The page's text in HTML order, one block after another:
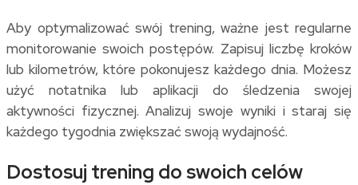
Aby optymalizować swój trening, ważne jest regularne
monitorowanie swoich postępów. Zapisuj liczbę kroków
lub kilometrów, które pokonujesz każdego dnia. Możesz
użyć notatnika lub aplikacji do śledzenia swojej
aktywności fizycznej. Analizuj swoje wyniki i staraj się
każdego tygodnia zwiększać swoją wydajność.
Dostosuj trening do swoich celów